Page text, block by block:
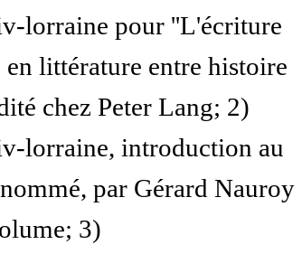
lorraine pour ''L'écriture
en littérature entre histoire
chez Peter Lang; 2)
lorraine, introduction au
par Gérard Nauroy
3)